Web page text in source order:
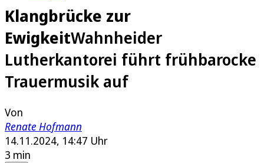
Klangbrücke zur
EwigkeitWahnheider
Lutherkantorei führt frühbarocke
Trauermusik auf
Von
Renate Hofmann
14.11.2024, 14:47 Uhr
3 min